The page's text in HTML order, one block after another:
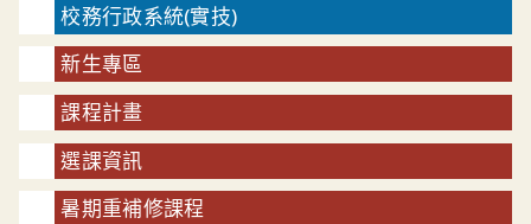
校務行政系統(實技)
新生專區
課程計畫
選課資訊
暑期重補修課程